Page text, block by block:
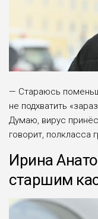
— Стараюсь
не подхватить
Думаю, вирус
говорит, полкласса
Ирина
старшим